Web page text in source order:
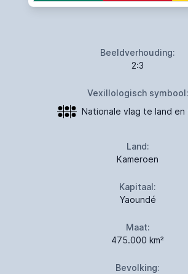
Beeldverhouding:
2:3
Vexillologisch symbool:
Nationale vlag te land
Land:
Kameroen
Kapitaal:
Yaoundé
Maat:
475.000 km²
Bevolking: